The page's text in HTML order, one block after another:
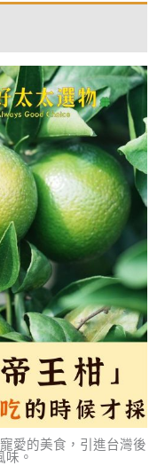
愛的美食，引進台灣後
。